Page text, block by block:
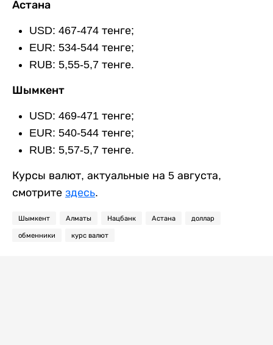
Астана
USD: 467-474 тенге;
EUR: 534-544 тенге;
RUB: 5,55-5,7 тенге.
Шымкент
USD: 469-471 тенге;
EUR: 540-544 тенге;
RUB: 5,57-5,7 тенге.
Курсы валют, актуальные на 5 августа,
смотрите здесь.
Шымкент Алматы Нацбанк Астана доллар
обменники курс валют